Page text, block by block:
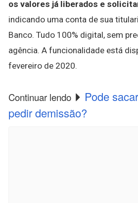
os valores já liberados e
indicando uma conta de sua
Banco. Tudo 100% digital, sem
agência. A funcionalidade está
fevereiro de 2020.
Continuar lendo
Pode
pedir demissão?